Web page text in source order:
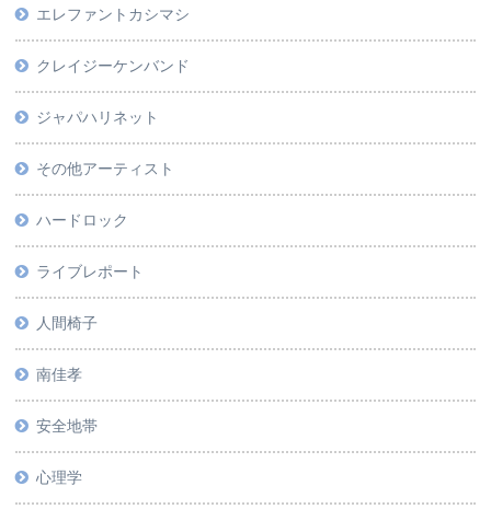
エレファントカシマシ
クレイジーケンバンド
ジャパハリネット
その他アーティスト
ハードロック
ライブレポート
人間椅子
南佳孝
安全地帯
心理学